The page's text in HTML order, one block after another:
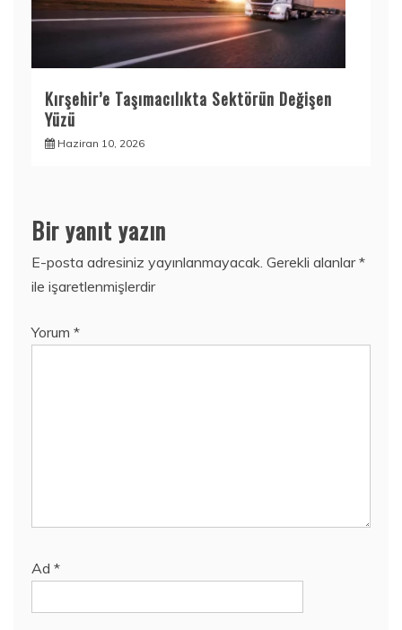
Kırşehir’e Taşımacılıkta Sektörün Değişen
Yüzü
Haziran 10, 2026
Bir yanıt yazın
E-posta adresiniz yayınlanmayacak. Gerekli alanlar*
ile işaretlenmişlerdir
Yorum *
Ad *